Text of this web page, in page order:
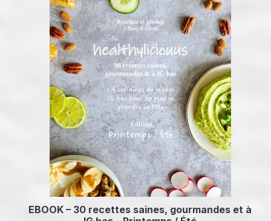
EBOOK – 30 recettes saines, gourmandes et à